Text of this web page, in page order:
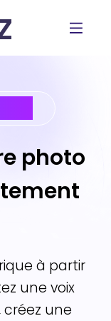
photo
à partir
une voix
créez une